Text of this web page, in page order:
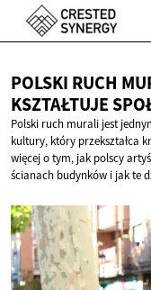
POLSKI RUCH
KSZTAŁTUJE
Polski ruch murali jest
kultury, który przekształca
więcej o tym, jak polscy
ścianach budynków i jak te